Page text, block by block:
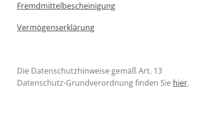
Fremdmittelbescheinigung
Vermögenserklärung
Die Datenschutzhinweise gemäß Art. 13
Datenschutz-Grundverordnung finden Sie hier.